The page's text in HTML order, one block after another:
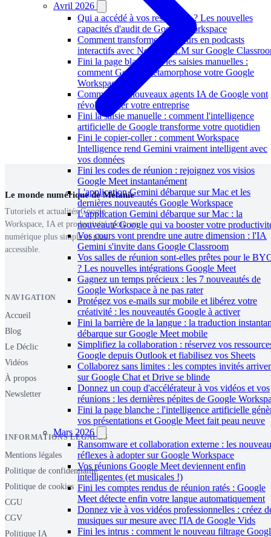
Avril 2026
Qui a accédé à vos ressources ? Les nouvelles
capacités d'audit de Google Workspace
Comment transformer ses cours en podcasts
interactifs avec NotebookLM sur Google
Fini la page blanche et les saisies manuelles :
comment Gemini métamorphose votre Google
Workspace
Comment les nouveaux agents IA de Google vont
révolutionner votre entreprise
Fini la saisie manuelle : comment l'intelligence
artificielle de Google transforme votre quotidien
Fini le copier-coller : comment Workspace
Intelligence rend Gemini vraiment intelligent avec
vos données
Fini les codes de réunion : rejoignez vos visios
Google Meet instantanément
L'application Gemini débarque sur Mac et les
dernières nouveautés Google Workspace
L'application Gemini débarque sur Mac : la
nouveauté Google qui va booster votre
Vos cours vont prendre une autre dimension : l'IA
Gemini s'invite dans Google Classroom
Vos salles de réunion sont-elles prêtes pour le
? Les nouvelles intégrations Google Meet
Gagnez un temps précieux : les 7 nouveautés de
Google Workspace à ne pas rater
Protégez vos e-mails sur mobile et libérez votre
créativité : les nouveautés Google à activer
Fini la barrière de la langue : la traduction
débarque sur Google Meet mobile
Simplifiez la collaboration : réservez vos
Google depuis Outlook et fiabilisez vos Sheets
Collaborez sans limites : les comptes invités
sur Google Chat et Drive se blinde
Donnez un coup d'accélérateur à vos vidéos et vos
réunions : les dernières pépites de Google
Fini la page blanche : l'intelligence artificielle
vos présentations et Google Meet fait peau neuve
Mars 2026
Ransomware et collaboration externe : les
réflexes à adopter sur Google Workspace
Vos réunions Google Meet deviennent enfin
intelligentes (et musicales !)
Fini les comptes rendus de réunion ratés : Google
Meet détecte enfin votre langue automatiquement
Donnez vie à vos vidéos professionnelles : créez
musiques sur mesure avec l'IA de Google Vids
Fini les intrus : comment le nouveau filtrage
Le monde numérique de Mélanie
Tutoriels et actualités Google
Workspace, IA et productivité, pour un
numérique plus simple et plus
accessible.
NAVIGATION
Accueil
Blog
Le Déclic
Vidéos
À propos
Newsletter
INFORMATIONS LÉGALES
Mentions légales
Politique de confidentialité
Politique de cookies
CGU
CGV
Politique IA